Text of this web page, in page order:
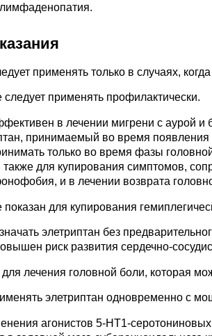
применять только в случаях,
следует применять профилактически.
в лечении мигрени с аурой
принимаемый во время
только во время фазы
для купирования симптомов,
и в лечении возврата
показан для купирования
элетриптан без
риск развития сердечно-
лечения головной боли, которая
элетриптан одновременно с
агонистов 5-НТ1-серотониновых